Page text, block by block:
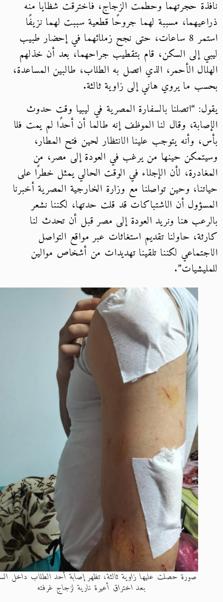
حجرتهما وحطمت الزجاج، فاخترقت شظايا منه
مسببة لهما جروحًا قطعية سببت لهما نزيفًا
استمر 8 ساعات، حتى نجح زملائهما في إحضار طبيب
إلى السكن، قام بتقطيب جراحهما، بعد أن خذلهم
الأحمر، الذي اتصل به الطلاب، طالبين المساعدة،
ما يروي هاني إلى زاوية ثالثة.
“اتصلنا بالسفارة المصرية في ليبيا وقت حدوث
وقال لنا الموظف إنه طالما أن أحدًا لم يمت فلا
وأنه يتوجب علينا الانتظار لحين فتح المطار،
حينها من يرغب في العودة إلى مصر، من
لأن الإجلاء في الوقت الحالي يمثل خطرًا على
وحين تواصلنا مع وزارة الخارجية المصرية أخبرنا
أن الاشتباكات قد قلت حدتها، لكننا نشعر
هنا ونريد العودة إلى مصر قبل أن تحدث لنا
حاولنا تقديم استغاثات عبر مواقع التواصل
لكننا تلقينا تهديدات من أشخاص موالين
صورة حصلت عليها زاوية ثالثة، تظهر إصابة أحد الطلاب داخل السكن،
بعد اختراق أعيرة نارية لزجاج غرفته